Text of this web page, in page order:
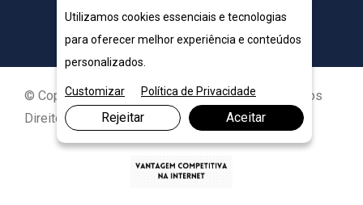
© Copyright 2026. DIVIA Marketing Digital. Todos os
Direitos Reservados
Utilizamos cookies essenciais e tecnologias
para oferecer melhor experiência e conteúdos
personalizados.
Customizar Política de Privacidade
Rejeitar Aceitar